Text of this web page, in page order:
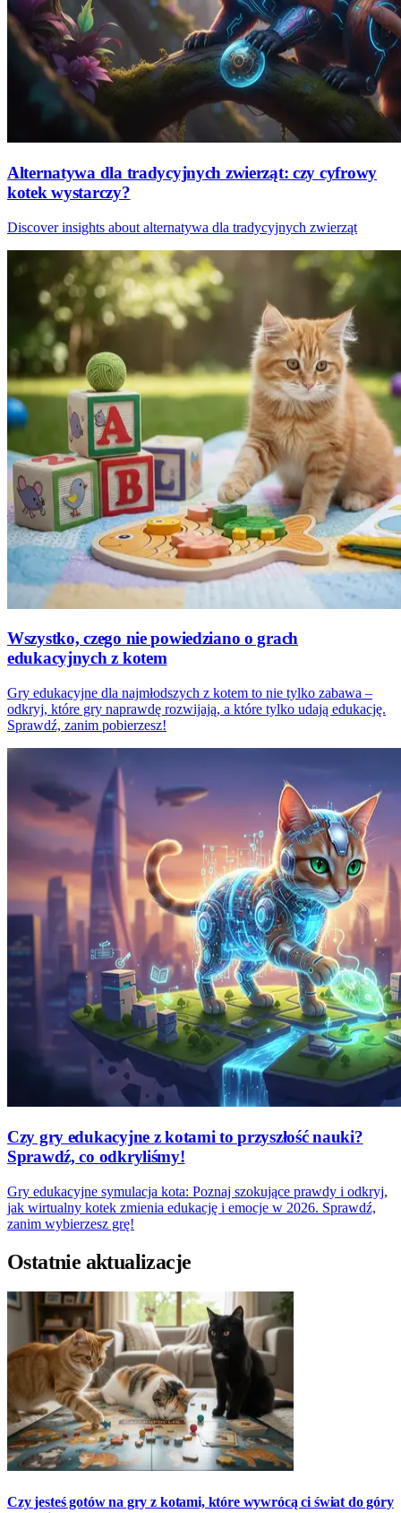
Alternatywa dla tradycyjnych zwierząt: czy cyfrowy
kotek wystarczy?
Discover insights about alternatywa dla tradycyjnych zwierząt
Wszystko, czego nie powiedziano o grach
edukacyjnych z kotem
Gry edukacyjne dla najmłodszych z kotem to nie tylko zabawa –
odkryj, które gry naprawdę rozwijają, a które tylko udają edukację.
Sprawdź, zanim pobierzesz!
Czy gry edukacyjne z kotami to przyszłość nauki?
Sprawdź, co odkryliśmy!
Gry edukacyjne symulacja kota: Poznaj szokujące prawdy i odkryj,
jak wirtualny kotek zmienia edukację i emocje w 2026. Sprawdź,
zanim wybierzesz grę!
Ostatnie aktualizacje
Czy jesteś gotów na gry z kotami, które wywrócą ci świat do góry